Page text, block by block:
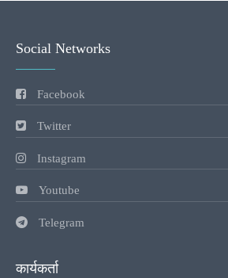
Social Networks
Facebook
Twitter
Instagram
Youtube
Telegram
कार्यकर्ता